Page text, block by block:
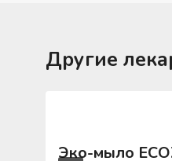
Другие
Эко-мыло